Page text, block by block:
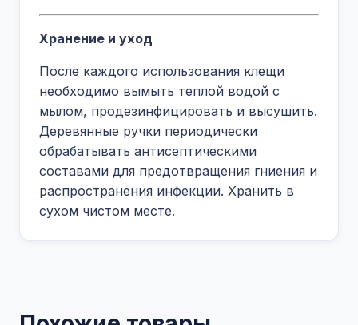
Хранение и уход
После каждого использования клещи
необходимо вымыть теплой водой с
мылом, продезинфицировать и высушить.
Деревянные ручки периодически
обрабатывать антисептическими
составами для предотвращения гниения и
распространения инфекции. Хранить в
сухом чистом месте.